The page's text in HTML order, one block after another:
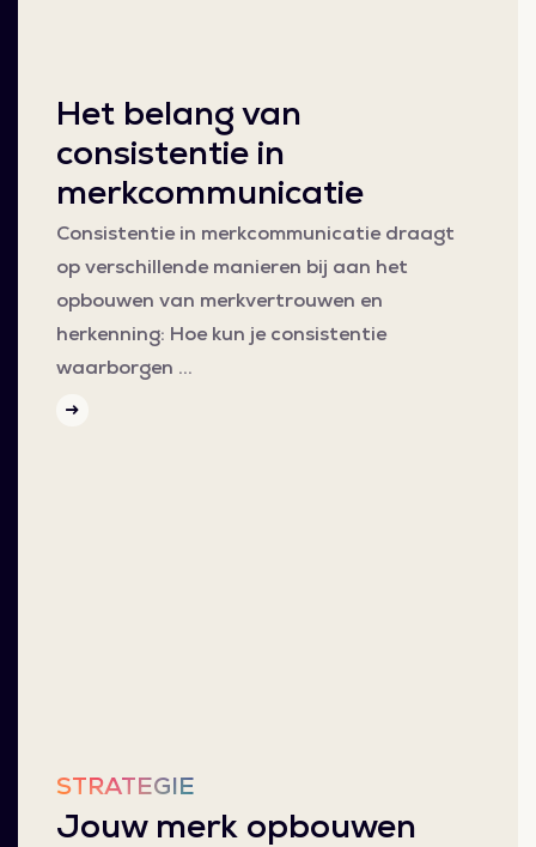
Het belang van
consistentie in
merkcommunicatie
Consistentie in merkcommunicatie draagt
op verschillende manieren bij aan het
opbouwen van merkvertrouwen en
herkenning: Hoe kun je consistentie
waarborgen …
STRATEGIE
Jouw merk opbouwen